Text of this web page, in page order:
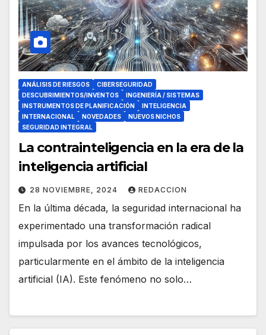
ANÁLISIS DE RIESGOS
CIBERSEGURIDAD
DESCUBRIMIENTOS/INVENTOS
INGENIERÍA / SISTEMAS
INSTRUMENTOS DE PLANIFICACIÓN
INTELIGENCIA
INTERNACIONAL
NOVEDADES
NUEVOS NICHOS
SEGURIDAD INTEGRAL
La contrainteligencia en la era de la
inteligencia artificial
28 NOVIEMBRE, 2024 REDACCION
En la última década, la seguridad internacional ha
experimentado una transformación radical
impulsada por los avances tecnológicos,
particularmente en el ámbito de la inteligencia
artificial (IA). Este fenómeno no solo…